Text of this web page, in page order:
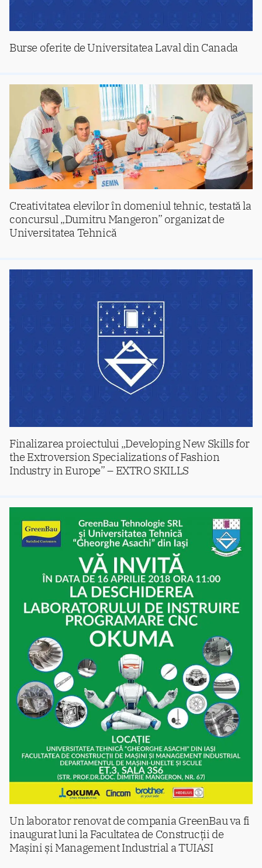
Burse oferite de Universitatea Laval din Canada
Creativitatea elevilor în domeniul tehnic, testată la
concursul „Dumitru Mangeron” organizat de
Universitatea Tehnică
Finalizarea proiectului „Developing New Skills for
the Extroversion Specializations of Fashion
Industry in Europe” – EXTRO SKILLS
Un laborator renovat de compania GreenBau va fi
inaugurat luni la Facultatea de Construcții de
Mașini și Management Industrial a TUIASI